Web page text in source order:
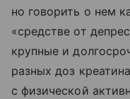
но говорить о нем
«средстве от
крупные и
разных доз
с физической